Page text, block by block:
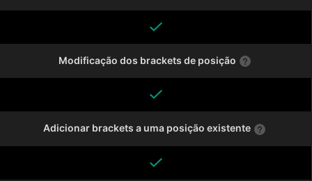
Modificação dos brackets de posição
Adicionar brackets a uma posição existente